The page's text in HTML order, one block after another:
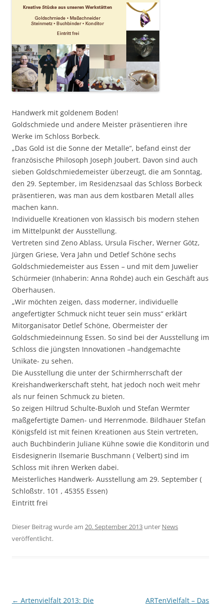
Handwerk mit goldenem Boden!
Goldschmiede und andere Meister präsentieren ihre
Werke im Schloss Borbeck.
„Das Gold ist die Sonne der Metalle“, befand einst der
französische Philosoph Joseph Joubert. Davon sind auch
sieben Goldschmiedemeister überzeugt, die am Sonntag,
den 29. September, im Residenzsaal das Schloss Borbeck
präsentieren, was man aus dem kostbaren Metall alles
machen kann.
Individuelle Kreationen von klassisch bis modern stehen
im Mittelpunkt der Ausstellung.
Vertreten sind Zeno Ablass, Ursula Fischer, Werner Götz,
Jürgen Griese, Vera Jahn und Detlef Schöne sechs
Goldschmiedemeister aus Essen – und mit dem Juwelier
Schürmeier (Inhaberin: Anna Rohde) auch ein Geschäft aus
Oberhausen.
„Wir möchten zeigen, dass moderner, individuelle
angefertigter Schmuck nicht teuer sein muss“ erklärt
Mitorganisator Detlef Schöne, Obermeister der
Goldschmiedeinnung Essen. So sind bei der Ausstellung im
Schloss die jüngsten Innovationen –handgemachte
Unikate- zu sehen.
Die Ausstellung die unter der Schirmherrschaft der
Kreishandwerkerschaft steht, hat jedoch noch weit mehr
als nur feinen Schmuck zu bieten.
So zeigen Hiltrud Schulte-Buxloh und Stefan Wermter
maßgefertigte Damen- und Herrenmode. Bildhauer Stefan
Königsfeld ist mit feinen Kreationen aus Stein vertreten,
auch Buchbinderin Juliane Kühne sowie die Konditorin und
Eisdesignerin Ilsemarie Buschmann ( Velbert) sind im
Schloss mit ihren Werken dabei.
Meisterliches Handwerk- Ausstellung am 29. September (
Schloßstr. 101 , 45355 Essen)
Eintritt frei
Dieser Beitrag wurde am 20. September 2013 unter News
veröffentlicht.
Beitragsnavigation
← Artenvielfalt 2013: Die ARTenVielfalt – Das